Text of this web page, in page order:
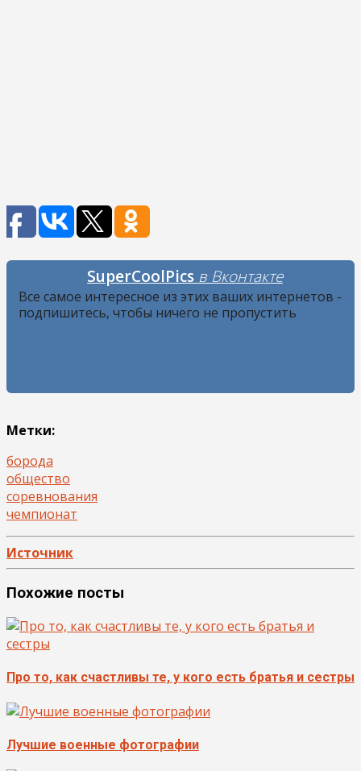
SuperCoolPics в Вконтакте
Все самое интересное из этих ваших интернетов -
подпишитесь, чтобы ничего не пропустить
Метки:
борода
общество
соревнования
чемпионат
Источник
Похожие посты
Про то, как счастливы те, у кого есть братья и сестры
Лучшие военные фотографии